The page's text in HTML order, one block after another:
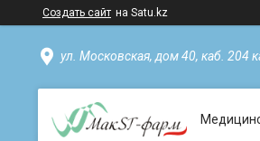
Создать сайт на Satu.kz
ул. Московская, дом 40, каб. 204